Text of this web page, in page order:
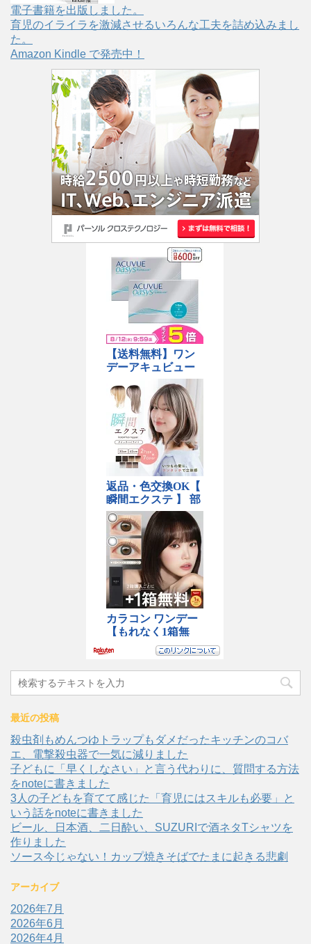
電子書籍を出版しました。
育児のイライラを激減させるいろんな工夫を詰め込みまし
た。
Amazon Kindle で発売中！
最近の投稿
殺虫剤もめんつゆトラップもダメだったキッチンのコバ
エ、電撃殺虫器で一気に減りました
子どもに「早くしなさい」と言う代わりに、質問する方法
をnoteに書きました
3人の子どもを育てて感じた「育児にはスキルも必要」と
いう話をnoteに書きました
ビール、日本酒、二日酔い、SUZURIで酒ネタTシャツを
作りました
ソース今じゃない！カップ焼きそばでたまに起きる悲劇
アーカイブ
2026年7月
2026年6月
2026年4月